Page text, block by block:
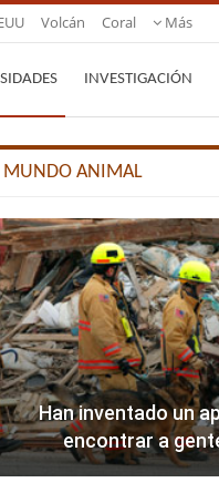
Volcán Coral Más
INVESTIGACIÓN
ANIMAL
Han inventado un
encontrar a